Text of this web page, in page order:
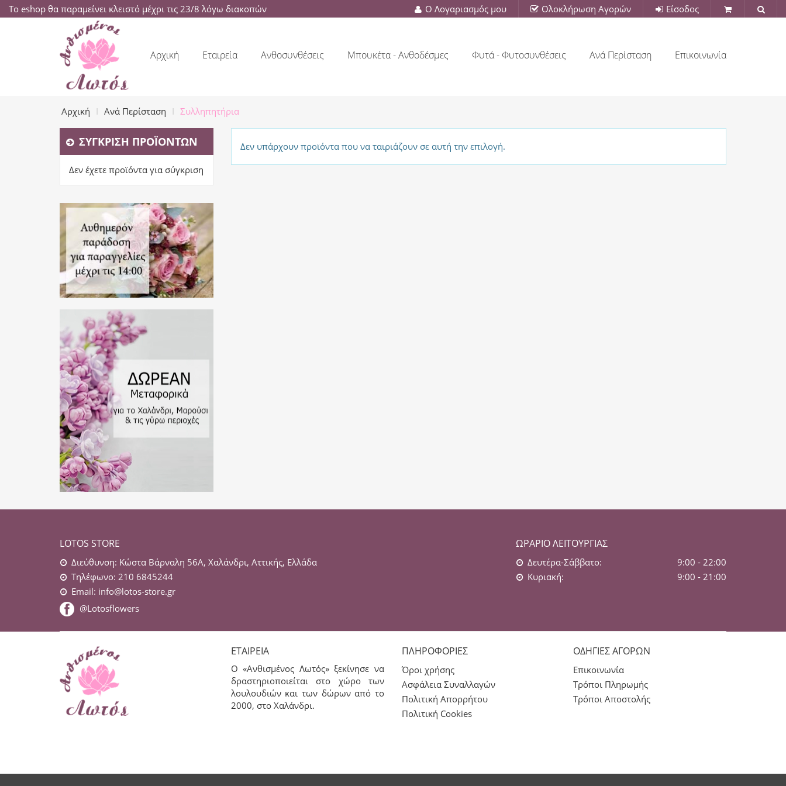
Το eshop θα παραμείνει κλειστό μέχρι τις 23/8 λόγω διακοπών Ο Λογαριασμός μου Ολοκλήρωση Αγορών Είσοδος
Αρχική Εταιρεία Ανθοσυνθέσεις Μπουκέτα - Ανθοδέσμες Φυτά - Φυτοσυνθέσεις Ανά Περίσταση Επικοινωνία
Αρχική Ανά Περίσταση Συλληπητήρια
ΣΎΓΚΡΙΣΗ ΠΡΟΪΌΝΤΩΝ
Δεν έχετε προϊόντα για σύγκριση
Δεν υπάρχουν προϊόντα που να ταιριάζουν σε αυτή την επιλογή.
LOTOS STORE
Διεύθυνση: Κώστα Βάρναλη 56Α, Χαλάνδρι, Αττικής, Ελλάδα
Τηλέφωνο: 210 6845244
Email: info@lotos-store.gr
@Lotosflowers
ΩΡΆΡΙΟ ΛΕΙΤΟΥΡΓΊΑΣ
Δευτέρα-Σάββατο:
9:00 - 22:00
Κυριακή:
9:00 - 21:00
ΕΤΑΙΡΕΊΑ
Ο «Ανθισμένος Λωτός» ξεκίνησε να
δραστηριοποιείται στο χώρο των
λουλουδιών και των δώρων από το
2000, στο Χαλάνδρι.
ΠΛΗΡΟΦΟΡΊΕΣ
Όροι χρήσης
Ασφάλεια Συναλλαγών
Πολιτική Απορρήτου
Πολιτική Cookies
ΟΔΗΓΙΕΣ ΑΓΟΡΩΝ
Επικοινωνία
Τρόποι Πληρωμής
Τρόποι Αποστολής